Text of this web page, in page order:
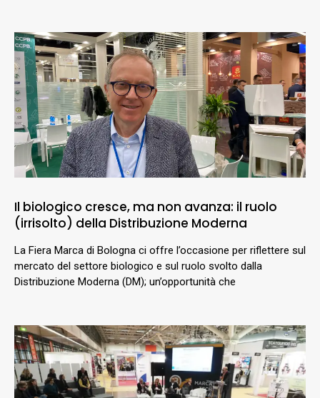
Il biologico cresce, ma non avanza: il ruolo
(irrisolto) della Distribuzione Moderna
La Fiera Marca di Bologna ci offre l’occasione per riflettere sul
mercato del settore biologico e sul ruolo svolto dalla
Distribuzione Moderna (DM); un’opportunità che